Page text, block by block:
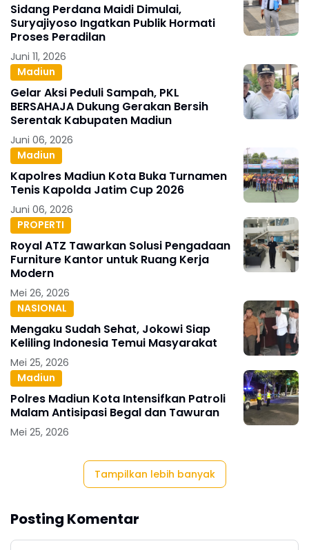
Sidang Perdana Maidi Dimulai,
Suryajiyoso Ingatkan Publik Hormati
Proses Peradilan
Juni 11, 2026
Madiun
Gelar Aksi Peduli Sampah, PKL
BERSAHAJA Dukung Gerakan Bersih
Serentak Kabupaten Madiun
Juni 06, 2026
Madiun
Kapolres Madiun Kota Buka Turnamen
Tenis Kapolda Jatim Cup 2026
Juni 06, 2026
PROPERTI
Royal ATZ Tawarkan Solusi Pengadaan
Furniture Kantor untuk Ruang Kerja
Modern
Mei 26, 2026
NASIONAL
Mengaku Sudah Sehat, Jokowi Siap
Keliling Indonesia Temui Masyarakat
Mei 25, 2026
Madiun
Polres Madiun Kota Intensifkan Patroli
Malam Antisipasi Begal dan Tawuran
Mei 25, 2026
Tampilkan lebih banyak
Posting Komentar